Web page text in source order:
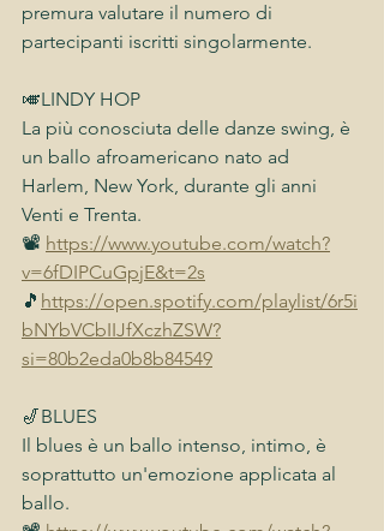
premura valutare il numero di
partecipanti iscritti singolarmente.
🎺LINDY HOP
La più conosciuta delle danze swing, è
un ballo afroamericano nato ad
Harlem, New York, durante gli anni
Venti e Trenta.
📽 https://www.youtube.com/watch?
v=6fDIPCuGpjE&t=2s
🎵 https://open.spotify.com/playlist/6r5i
bNYbVCbIIJfXczhZSW?
si=80b2eda0b8b84549
🎷BLUES
Il blues è un ballo intenso, intimo, è
soprattutto un'emozione applicata al
ballo.